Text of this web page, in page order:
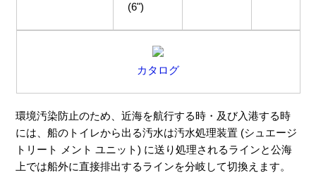
(6")
カタログ
環境汚染防止のため、近海を航行する時・及び入港する時
には、船のトイレから出る汚水は汚水処理装置 (シュエージ
トリート メント ユニット) に送り処理されるラインと公海
上では船外に直接排出するラインを分岐して切換えます。